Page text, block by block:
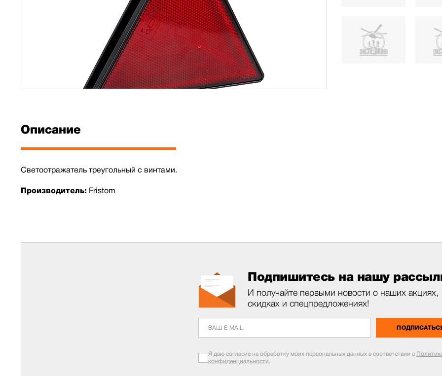
Описание
Светоотражатель треугольный с винтaми.
Производитель: Fristom
Подпишитесь на нашу
И получайте первыми новости о наших акциях,
скидках и спецпредложениях!
Я даю согласие на обработку моих персональных данных в соответствии с
конфиденциальности.